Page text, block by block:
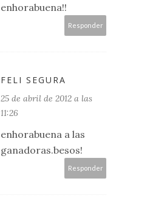
enhorabuena!!
Responder
FELI SEGURA
25 de abril de 2012 a las
11:26
enhorabuena a las
ganadoras.besos!
Responder